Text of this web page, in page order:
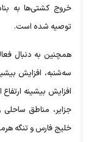
خروج کشتی‌ها به
توصیه شده است.
همچنین به دنبال
جزایر، مناطق
خلیج فارس و تنگه